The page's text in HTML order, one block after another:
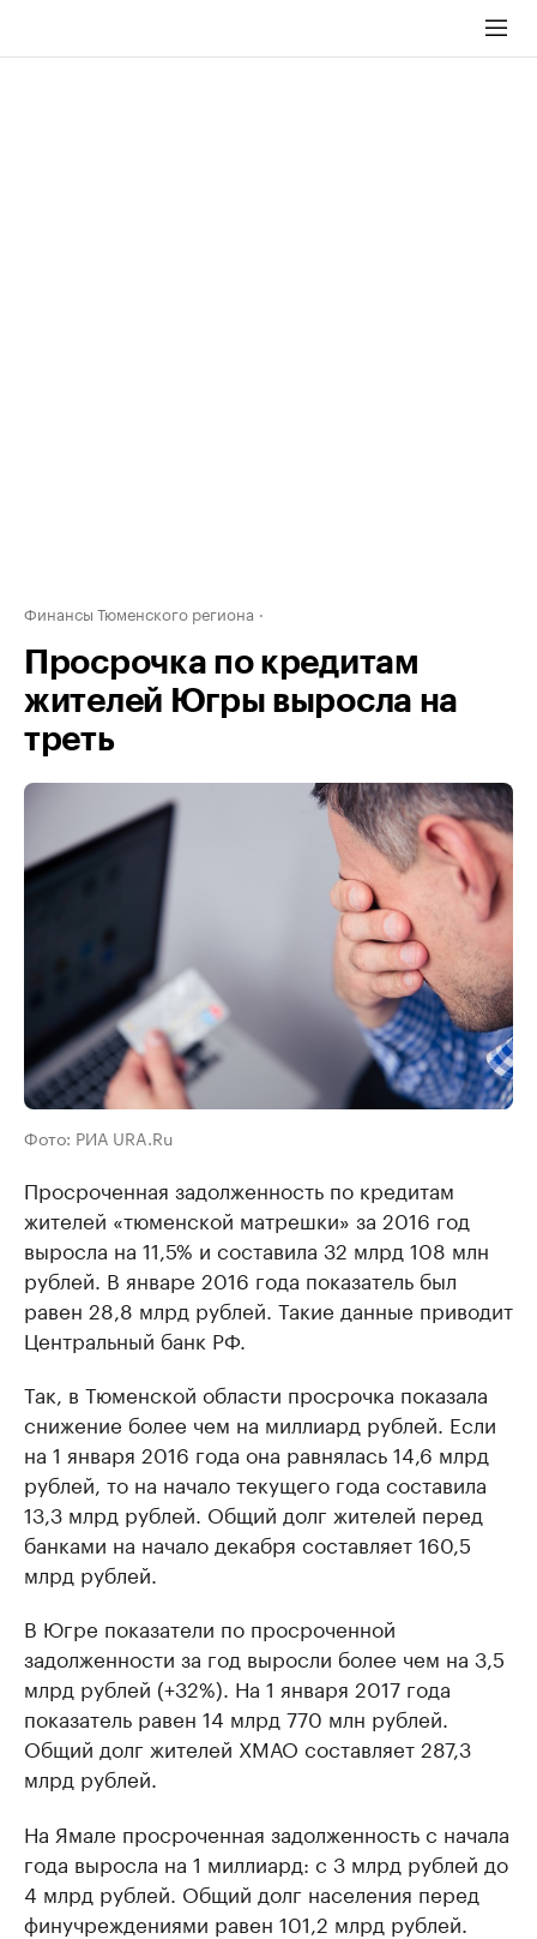
Финансы Тюменского региона
Просрочка по кредитам
жителей Югры выросла на
треть
Фото: РИА URA.Ru
Просроченная задолженность по кредитам
жителей «тюменской матрешки» за 2016 год
выросла на 11,5% и составила 32 млрд 108 млн
рублей. В январе 2016 года показатель был
равен 28,8 млрд рублей. Такие данные приводит
Центральный банк РФ.
Так, в Тюменской области просрочка показала
снижение более чем на миллиард рублей. Если
на 1 января 2016 года она равнялась 14,6 млрд
рублей, то на начало текущего года составила
13,3 млрд рублей. Общий долг жителей перед
банками на начало декабря составляет 160,5
млрд рублей.
В Югре показатели по просроченной
задолженности за год выросли более чем на 3,5
млрд рублей (+32%). На 1 января 2017 года
показатель равен 14 млрд 770 млн рублей.
Общий долг жителей ХМАО составляет 287,3
млрд рублей.
На Ямале просроченная задолженность с начала
года выросла на 1 миллиард: с 3 млрд рублей до
4 млрд рублей. Общий долг населения перед
финучреждениями равен 101,2 млрд рублей.